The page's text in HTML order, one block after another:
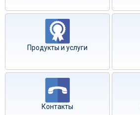
Продукты и услуги
Контакты